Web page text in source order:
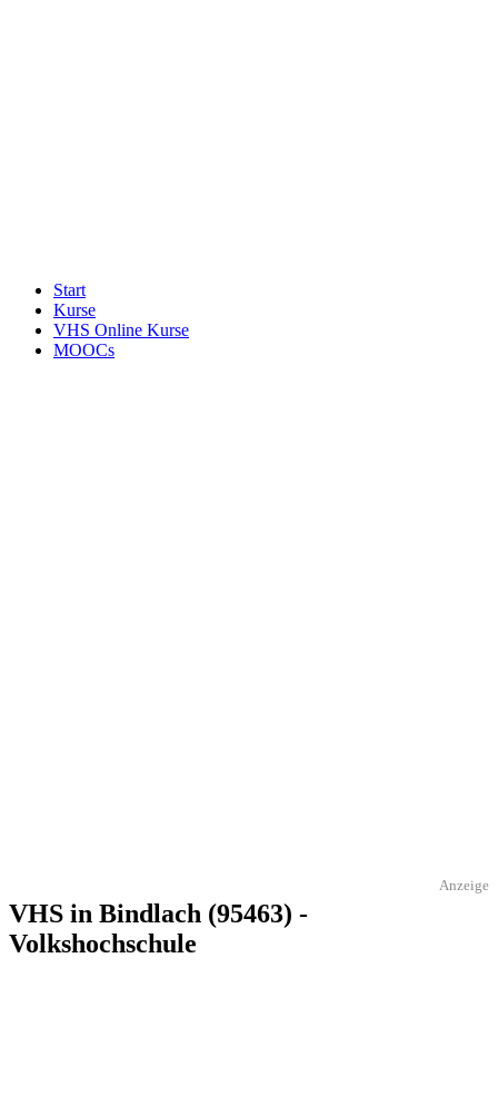
Start
Kurse
VHS Online Kurse
MOOCs
Anzeige
VHS in Bindlach (95463) -
Volkshochschule